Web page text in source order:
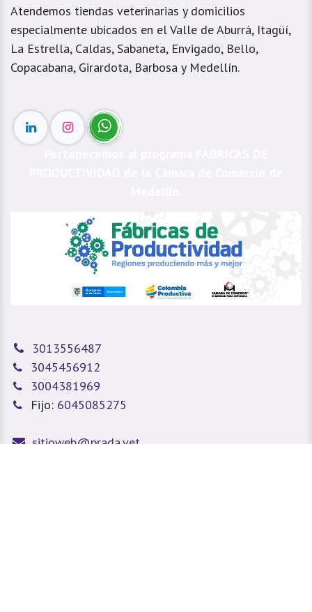
Atendemos tiendas veterinarias y domicilios
especialmente ubicados en el Valle de Aburrá, Itagüí,
La Estrella, Caldas, Sabaneta, Envigado, Bello,
Copacabana, Girardota, Barbosa y Medellín.
3013556487
3045456912
3004381969
Fijo: 6045085275
sitioweb@prada.vet